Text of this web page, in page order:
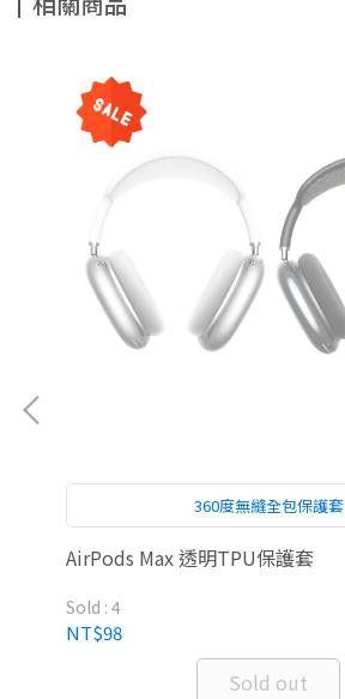
360度無縫全包保護套
AirPods Max 透明TPU保護套
Sold : 4
NT$98
Sold out